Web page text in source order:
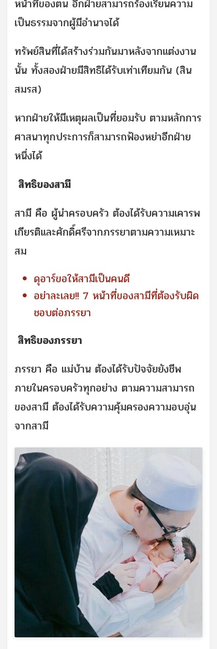
หน้าที่ของตน อีกฝ่ายสามารถร้องเรียนความ
เป็นธรรมจากผู้มีอำนาจได้
ทรัพย์สินที่ได้สร้างร่วมกันมาหลังจากแต่งงาน
นั้น ทั้งสองฝ่ายมีสิทธิได้รับเท่าเทียมกัน (สิน
สมรส)
หากฝ่ายให้มีเหตุผลเป็นที่ยอมรับ ตามหลักการ
ศาสนาทุกประการก็สามารถฟ้องหย่าอีกฝ่าย
หนึ่งได้
สิทธิของสามี
สามี คือ ผู้นำครอบครัว ต้องได้รับความเคารพ
เกียรติและศักดิ์ศรีจากภรรยาตามความเหมาะ
สม
ดุอาร์ขอให้สามีเป็นคนดี
อย่าละเลย!! 7 หน้าที่ของสามีที่ต้องรับผิด
ชอบต่อภรรยา
สิทธิของภรรยา
ภรรยา คือ แม่บ้าน ต้องได้รับปัจจัยยังชีพ
ภายในครอบครัวทุกอย่าง ตามความสามารถ
ของสามี ต้องได้รับความคุ้มครองความอบอุ่น
จากสามี